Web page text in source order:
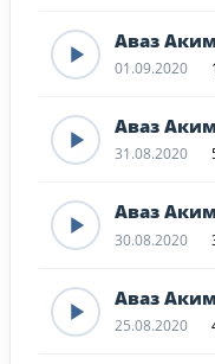
Аваз
01.09.2020
Аваз
31.08.2020
Аваз
30.08.2020
Аваз
25.08.2020